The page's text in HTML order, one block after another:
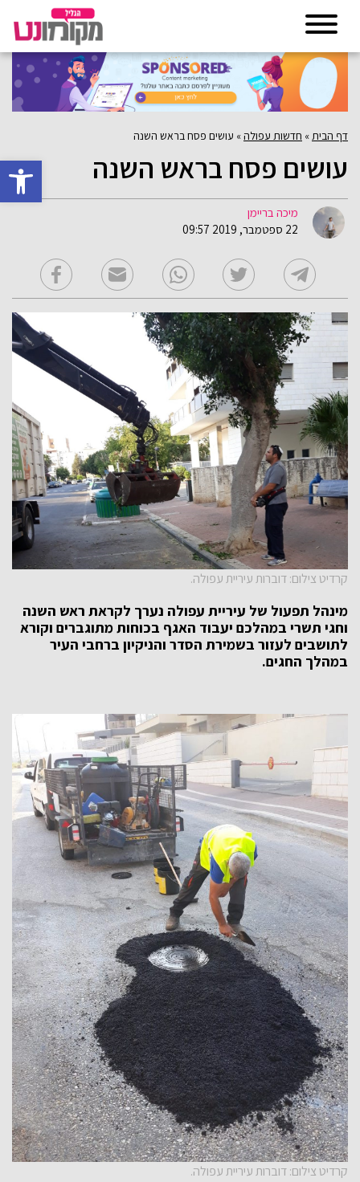
פתח
דף הבית » חדשות עפולה» עושים פסח בראש השנה
עושים פסח בראש השנה
מיכה בריימן
22 ספטמבר, 2019 09:57
קרדיט צילום: דוברות עיריית עפולה.
מינהל תפעול של עיריית עפולה נערך לקראת ראש השנה
וחגי תשרי במהלכם יעבוד האגף בכוחות מתוגברים וקורא
לתושבים לעזור בשמירת הסדר והניקיון ברחבי העיר
במהלך החגים.
קרדיט צילום: דוברות עיריית עפולה.